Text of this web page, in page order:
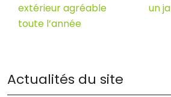
extérieur agréable
toute l’année
un
Actualités du site